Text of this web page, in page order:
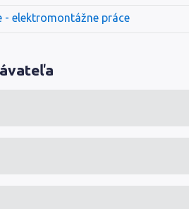
- elektromontážne práce